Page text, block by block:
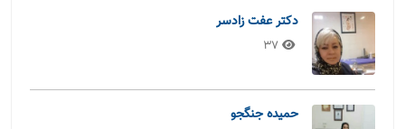
دکتر عفت زادسر
37
حمیده جنگجو